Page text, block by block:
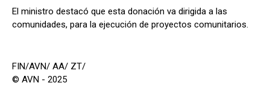
El ministro destacó que esta donación va dirigida a las
comunidades, para la ejecución de proyectos comunitarios.
FIN/AVN/ AA/ ZT/
© AVN - 2025